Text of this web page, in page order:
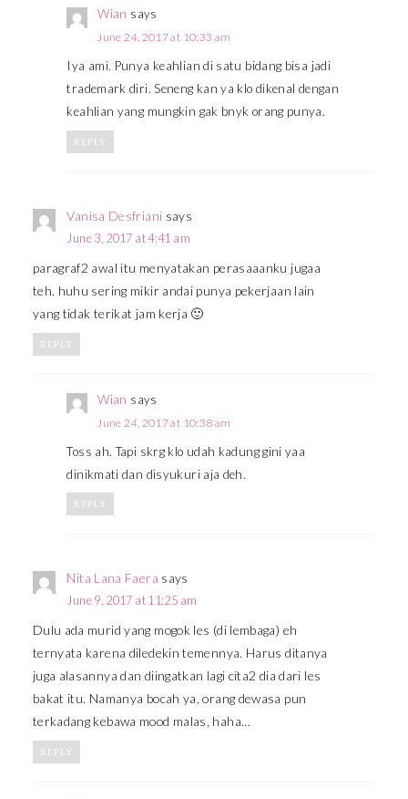
Wian says
June 24, 2017 at 10:33 am
Iya ami. Punya keahlian di satu bidang bisa jadi
trademark diri. Seneng kan ya klo dikenal dengan
keahlian yang mungkin gak bnyk orang punya.
REPLY
Vanisa Desfriani says
June 3, 2017 at 4:41 am
paragraf2 awal itu menyatakan perasaaanku jugaa
teh. huhu sering mikir andai punya pekerjaan lain
yang tidak terikat jam kerja 🙂
REPLY
Wian says
June 24, 2017 at 10:38 am
Toss ah. Tapi skrg klo udah kadung gini yaa
dinikmati dan disyukuri aja deh.
REPLY
Nita Lana Faera says
June 9, 2017 at 11:25 am
Dulu ada murid yang mogok les (di lembaga) eh
ternyata karena diledekin temennya. Harus ditanya
juga alasannya dan diingatkan lagi cita2 dia dari les
bakat itu. Namanya bocah ya, orang dewasa pun
terkadang kebawa mood malas, haha…
REPLY